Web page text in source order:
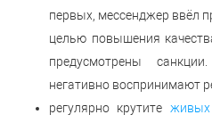
первых, мессенджер ввёл
целью повышения
предусмотрены
негативно воспринимают
регулярно крутите живых